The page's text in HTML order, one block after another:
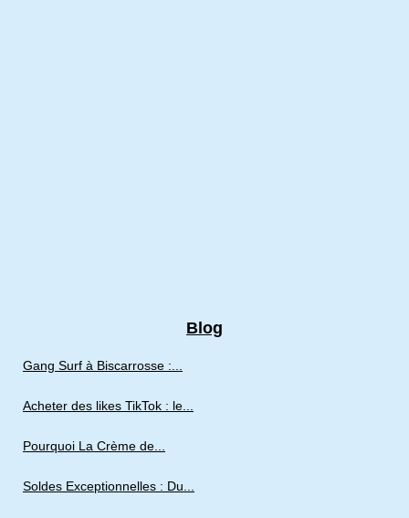
Blog
Gang Surf à Biscarrosse :...
Acheter des likes TikTok : le...
Pourquoi La Crème de...
Soldes Exceptionnelles : Du...